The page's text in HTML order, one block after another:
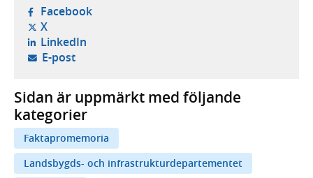
Facebook- öppnas i ny flik, extern webbplats,
X- öppnas i ny flik, extern webbplats,
LinkedIn- öppnas i ny flik, extern webbplats,
E-post- öppnar din e-postklient,
Sidan är uppmärkt med följande
kategorier
Faktapromemoria
Landsbygds- och infrastrukturdepartementet